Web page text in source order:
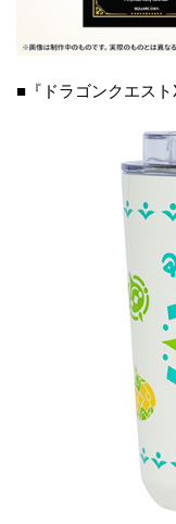
■『ドラゴンクエス